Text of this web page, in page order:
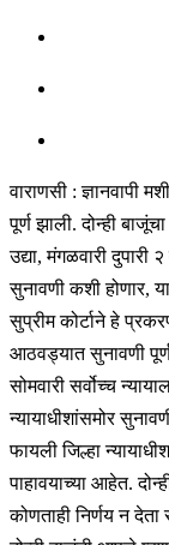
वाराणसी : ज्ञानवापी
पूर्ण झाली. दोन्ही
उद्या, मंगळवारी
सुनावणी कशी होणार,
सुप्रीम कोर्टाने हे
आठवड्यात सुनावणी
सोमवारी सर्वोच्च
न्यायाधीशांसमोर
फायली जिल्हा
पाहावयाच्या आहेत.
कोणताही निर्णय न